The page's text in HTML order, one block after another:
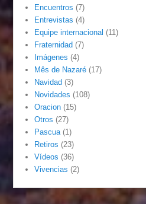
Encuentros (7)
Entrevistas (4)
Equipe internacional (11)
Fraternidad (7)
Imágenes (4)
Mês de Nazaré (17)
Navidad (3)
Novidades (108)
Oracion (15)
Otros (27)
Pascua (1)
Retiros (23)
Vídeos (36)
Vivencias (2)